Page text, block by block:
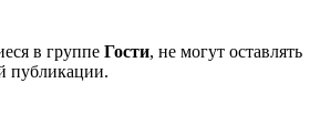
в группе Гости, не могут оставлять
публикации.